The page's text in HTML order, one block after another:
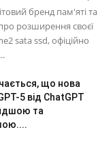
бренд пам'яті та
розширення своєї
sata ssd, офіційно
що нова
5 від ChatGPT
та